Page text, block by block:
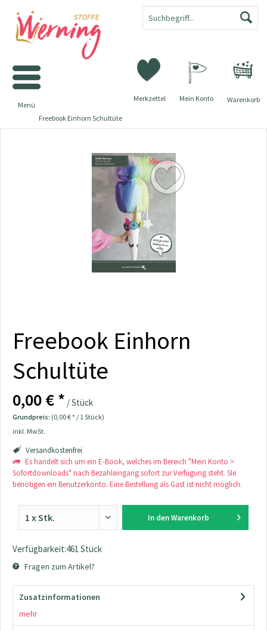
Warenkorb
Merkzettel Mein Konto
Menü
Freebook Einhorn Schultüte
Freebook Einhorn
Schultüte
0,00 € * / Stück
Grundpreis: (0,00 € * / 1 Stück)
inkl. MwSt.
Versandkostenfrei
Es handelt sich um ein E-Book, welches im Bereich "Mein Konto >
Sofortdownloads" nach Bezahleingang sofort zur Verfügung steht. SIe
benötigen ein Benutzerkonto. Eine Bestellung als Gast ist nicht möglich.
In den Warenkorb
Verfügbarkeit:461 Stück
Fragen zum Artikel?
Zusatzinformationen
mehr